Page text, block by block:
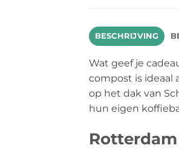
BESCHRIJVING
Wat geef je
compost is ideaal
op het dak van
hun eigen